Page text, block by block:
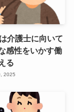
介護士に向いて
感性をいかす働
る
2025